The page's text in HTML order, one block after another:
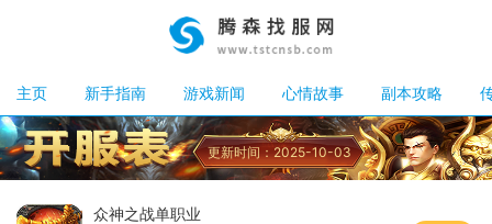
主页 新手指南 游戏新闻 心情故事 副本攻略
更新时间：2025-10-03
众神之战单职业